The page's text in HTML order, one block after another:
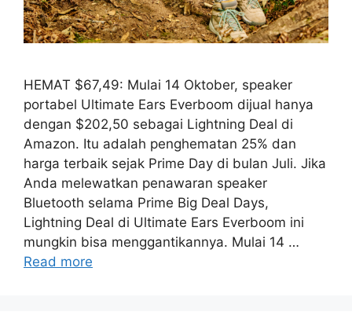
HEMAT $67,49: Mulai 14 Oktober, speaker
portabel Ultimate Ears Everboom dijual hanya
dengan $202,50 sebagai Lightning Deal di
Amazon. Itu adalah penghematan 25% dan
harga terbaik sejak Prime Day di bulan Juli. Jika
Anda melewatkan penawaran speaker
Bluetooth selama Prime Big Deal Days,
Lightning Deal di Ultimate Ears Everboom ini
mungkin bisa menggantikannya. Mulai 14 …
Read more